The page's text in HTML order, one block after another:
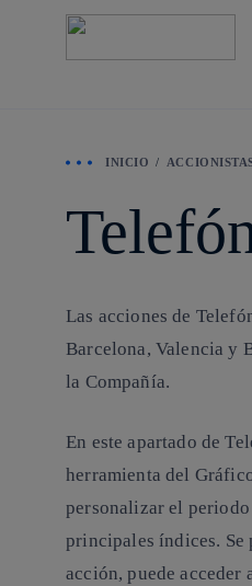
INICIO
Las acciones de
Barcelona, Valencia y
la Compañía.
En este apartado de
herramienta del
personalizar el
principales índices. Se
acción, puede